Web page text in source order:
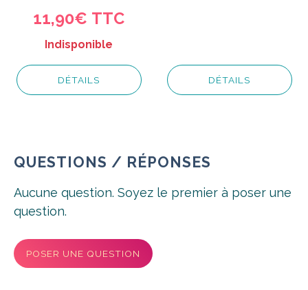
11,90€ TTC
Indisponible
DÉTAILS DÉTAILS
QUESTIONS / RÉPONSES
Aucune question. Soyez le premier à poser une
question.
POSER UNE QUESTION